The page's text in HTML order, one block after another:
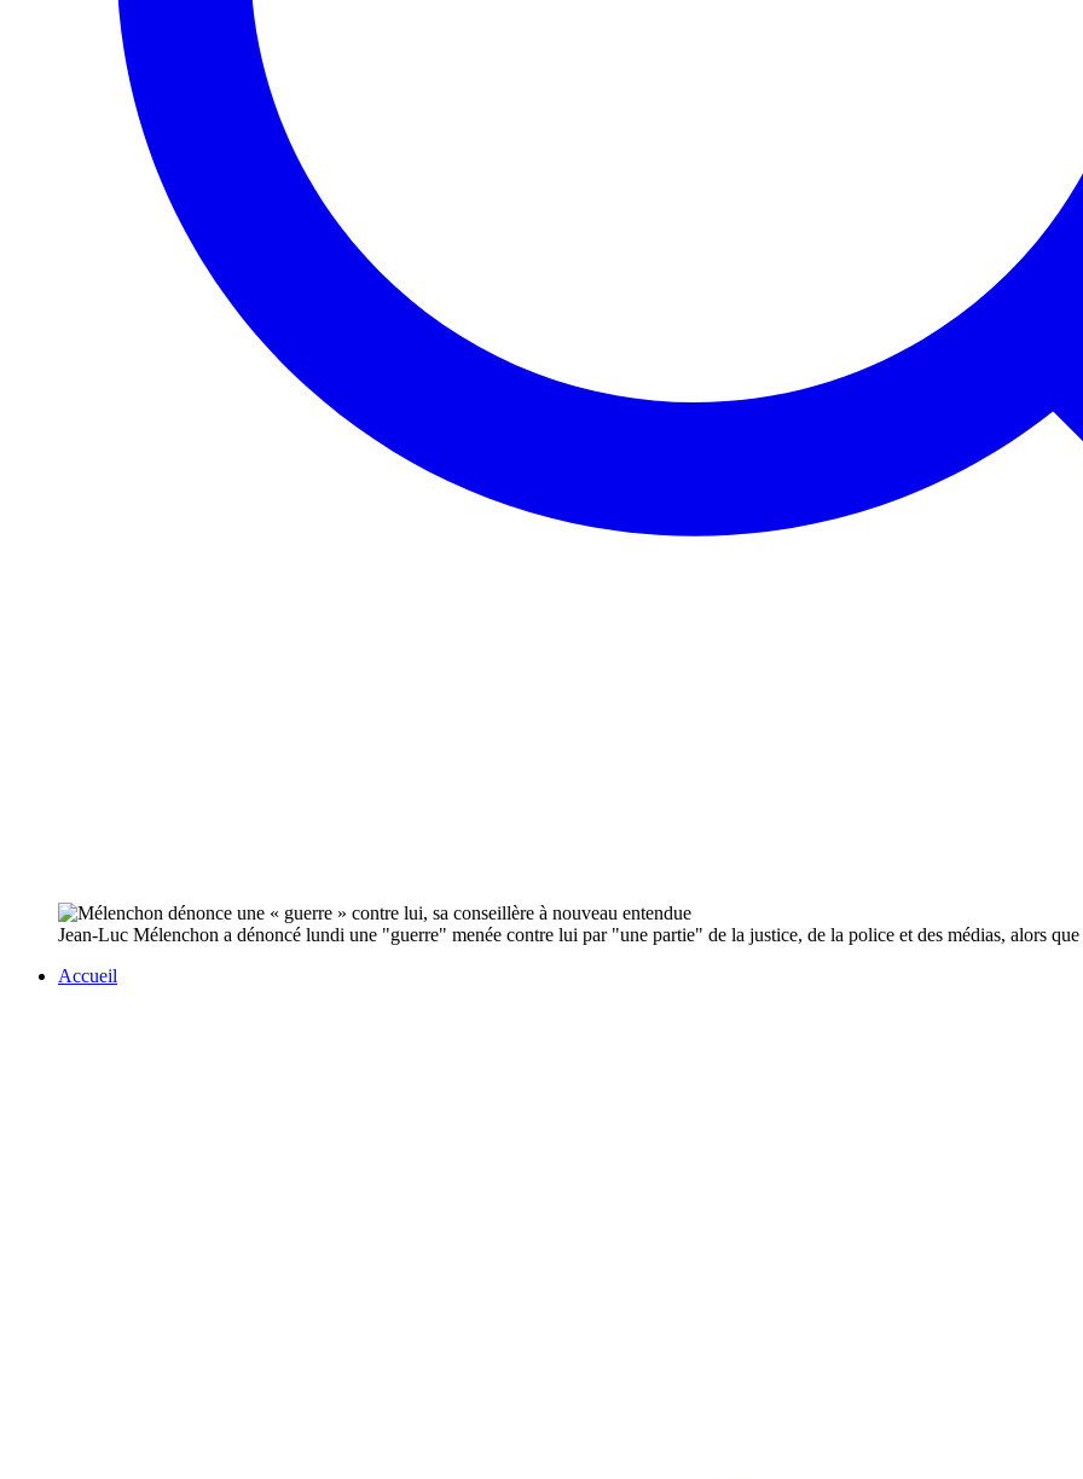
Jean-Luc Mélenchon a dénoncé lundi une "guerre" menée contre lui par "une partie" de la justice, de la police et des médias, alors que
Accueil